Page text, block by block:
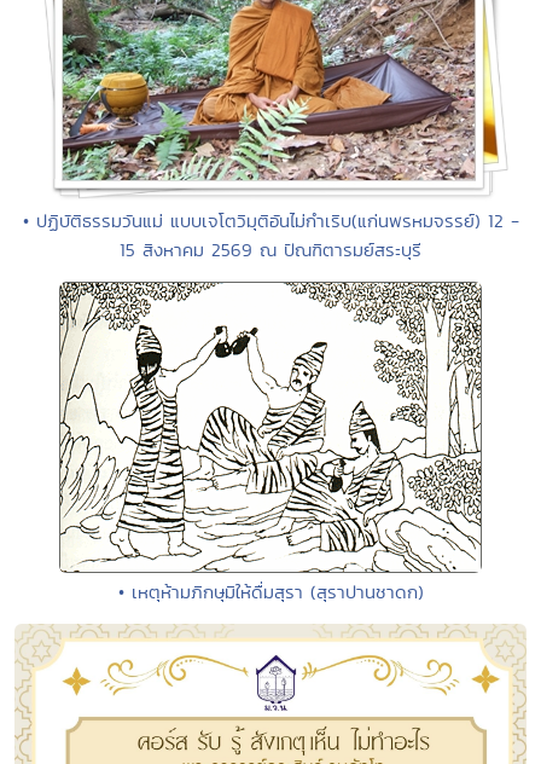
• ปฏิบัติธรรมวันแม่ แบบเจโตวิมุติอันไม่กำเริบ(แก่นพรหมจรรย์) 12 -
15 สิงหาคม 2569 ณ ปัณฑิตารมย์สระบุรี
• เหตุห้ามภิกษุมิให้ดื่มสุรา (สุราปานชาดก)